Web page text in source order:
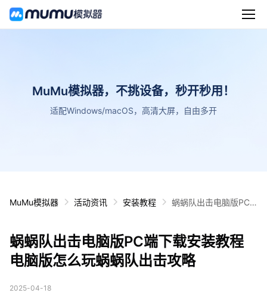
MuMu模拟器，不挑设备，秒开秒用！
适配Windows/macOS，高清大屏，自由多开
MuMu模拟器 活动资讯 安装教程
蜗蜗队出击电脑版PC
蜗蜗队出击电脑版PC端下载安装教程
电脑版怎么玩蜗蜗队出击攻略
2025-04-18